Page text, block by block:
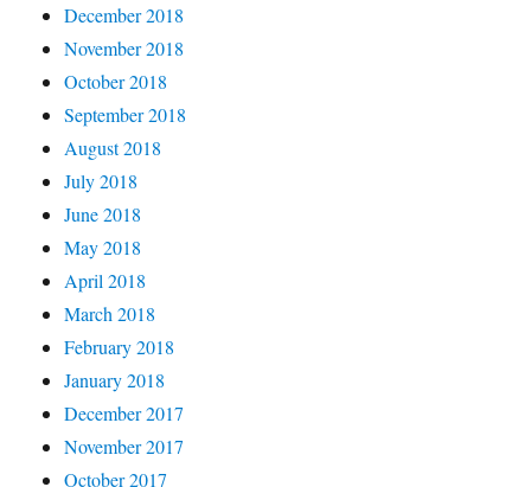
December 2018
November 2018
October 2018
September 2018
August 2018
July 2018
June 2018
May 2018
April 2018
March 2018
February 2018
January 2018
December 2017
November 2017
October 2017